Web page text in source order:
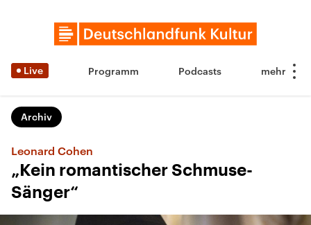
Live Programm Podcasts
Archiv
Leonard Cohen
„Kein romantischer Schmuse-
Sänger“